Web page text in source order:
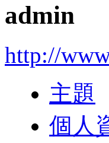
admin
http://
主題
個人